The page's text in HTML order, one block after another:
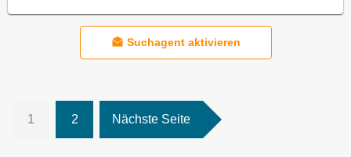
Suchagent aktivieren
1 2 Nächste Seite